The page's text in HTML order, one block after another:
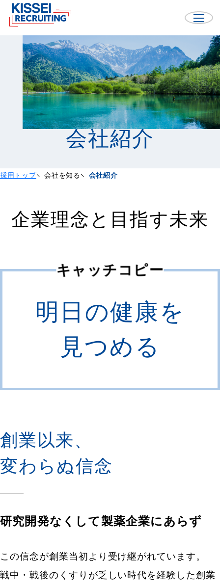
会社紹介
採用トップ 会社を知る 会社紹介
企業理念と目指す未来
キャッチコピー
明日の健康を
見つめる
創業以来、
変わらぬ信念
研究開発なくして製薬企業にあらず
この信念が創業当初より受け継がれています。
戦中・戦後のくすりが乏しい時代を経験した創業